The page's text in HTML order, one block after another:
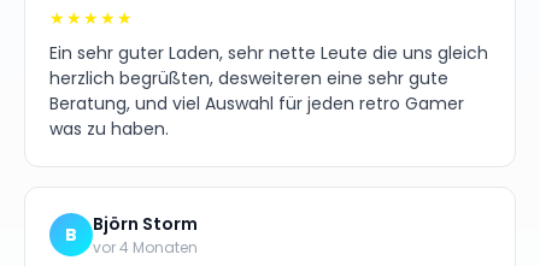
★★★★★
Ein sehr guter Laden, sehr nette Leute die uns gleich
herzlich begrüßten, desweiteren eine sehr gute
Beratung, und viel Auswahl für jeden retro Gamer
was zu haben.
B Björn Storm
vor 4 Monaten